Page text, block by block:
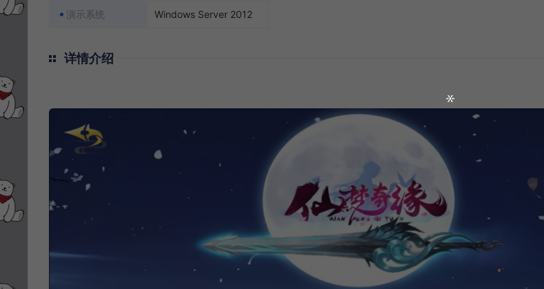
演示系统 Windows Server 2012
详情介绍